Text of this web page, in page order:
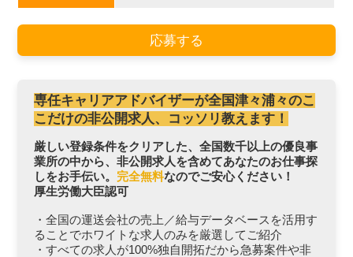
応募する
専任キャリアアドバイザーが全国津々浦々のこ
こだけの非公開求人、コッソリ教えます！
厳しい登録条件をクリアした、全国数千以上の優良事
業所の中から、非公開求人を含めてあなたのお仕事探
しをお手伝い。 完全無料なのでご安心ください！
厚生労働大臣認可
・全国の運送会社の売上／給与データベースを活用す
ることでホワイトな求人のみを厳選してご紹介
・すべての求人が100%独自開拓だから急募案件や非